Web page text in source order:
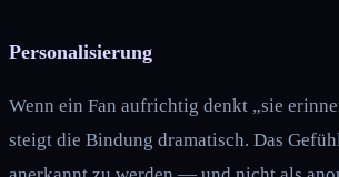
Personalisierung
Wenn ein Fan aufrichtig denkt „sie
steigt die Bindung dramatisch. Das